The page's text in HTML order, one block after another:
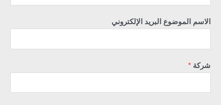
الاسم الموضوع البريد الإلكتروني
شركة *